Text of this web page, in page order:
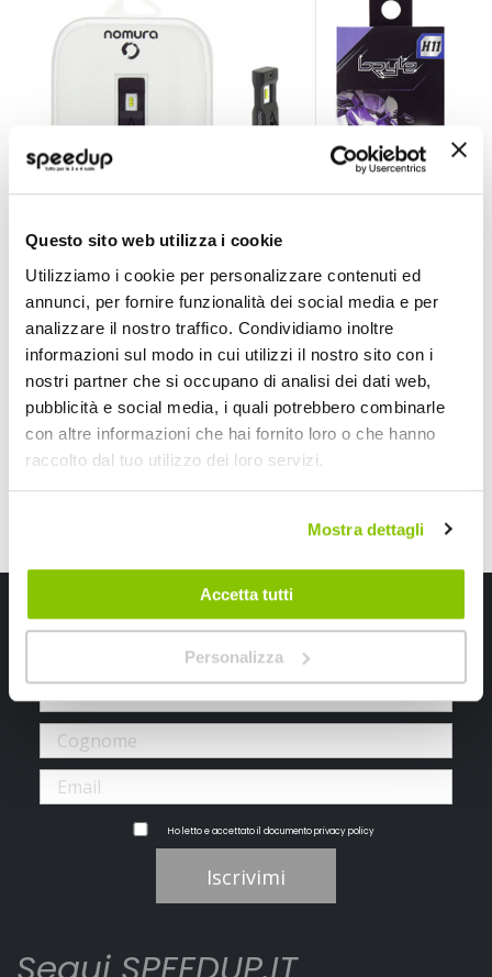
Questo sito web utilizza i cookie
Utilizziamo i cookie per personalizzare contenuti ed
annunci, per fornire funzionalità dei social media e per
analizzare il nostro traffico. Condividiamo inoltre
informazioni sul modo in cui utilizzi il nostro sito con i
nostri partner che si occupano di analisi dei dati web,
pubblicità e social media, i quali potrebbero combinarle
con altre informazioni che hai fornito loro o che hanno
raccolto dal tuo utilizzo dei loro servizi.
Mostra dettagli
Accetta tutti
Personalizza
NOMURA
Bianco H11 6000K
39,60 €
BRYTE
Bianco H11 6000K
39,60 €
CONSEGNA IN 48H
Iscriviti alla newsletter Speedup
Ricevi subito uno sconto del 10% per il tuo primo acquisto online!
Ho letto e accettato il documentoprivacy policy
Iscrivimi